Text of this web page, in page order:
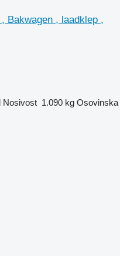
Bakwagen , laadklep ,
Nosivost 1.090 kg Osovinska